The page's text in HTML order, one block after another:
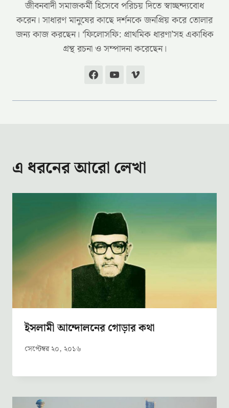
জীবনবাদী সমাজকর্মী হিসেবে পরিচয় দিতে স্বাচ্ছন্দ্যবোধ
করেন। সাধারণ মানুষের কাছে দর্শনকে জনপ্রিয় করে তোলার
জন্য কাজ করছেন। ‘ফিলোসফি: প্রাথমিক ধারণা’সহ একাধিক
গ্রন্থ রচনা ও সম্পাদনা করেছেন।
এ ধরনের আরো লেখা
ইসলামী আন্দোলনের গোড়ার কথা
সেপ্টেম্বর ২০, ২০১৬